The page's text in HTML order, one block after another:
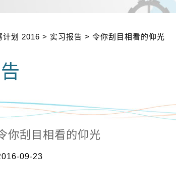
计划 2016 > 实习报告 > 令你刮目相看的仰光
你刮目相看的仰光
09-23